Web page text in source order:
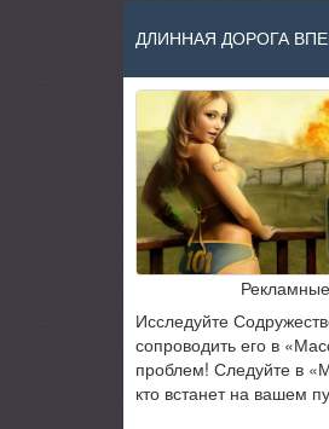
ДЛИННАЯ ДОРОГА
Исследуйте
сопроводить его в
проблем! Следуйте в
кто встанет на вашем